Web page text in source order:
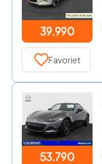
39.990
Favoriet
53.790